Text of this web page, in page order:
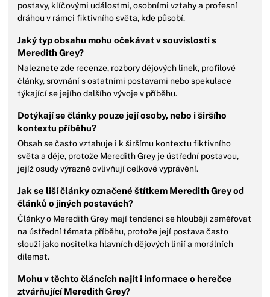
postavy, klíčovými událostmi, osobními vztahy a profesní
dráhou v rámci fiktivního světa, kde působí.
Jaký typ obsahu mohu očekávat v souvislosti s
Meredith Grey?
Naleznete zde recenze, rozbory dějových linek, profilové
články, srovnání s ostatními postavami nebo spekulace
týkající se jejího dalšího vývoje v příběhu.
Dotýkají se články pouze její osoby, nebo i širšího
kontextu příběhu?
Obsah se často vztahuje i k širšímu kontextu fiktivního
světa a děje, protože Meredith Grey je ústřední postavou,
jejíž osudy výrazně ovlivňují celkové vyprávění.
Jak se liší články označené štítkem Meredith Grey od
článků o jiných postavách?
Články o Meredith Grey mají tendenci se hlouběji zaměřovat
na ústřední témata příběhu, protože její postava často
slouží jako nositelka hlavních dějových linií a morálních
dilemat.
Mohu v těchto článcích najít i informace o herečce
ztvárňující Meredith Grey?